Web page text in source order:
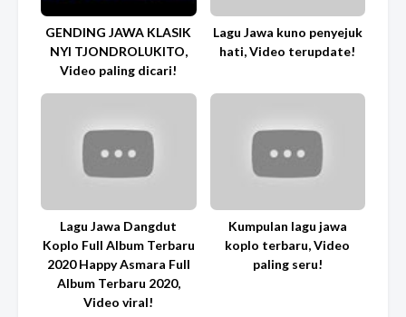
GENDING JAWA KLASIK
NYI TJONDROLUKITO,
Video paling dicari!
Lagu Jawa kuno penyejuk
hati, Video terupdate!
Lagu Jawa Dangdut
Koplo Full Album Terbaru
2020 Happy Asmara Full
Album Terbaru 2020,
Video viral!
Kumpulan lagu jawa
koplo terbaru, Video
paling seru!